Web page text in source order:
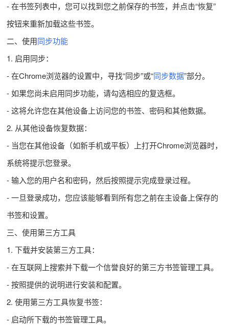
- 在书签列表中，您可以找到您之前保存的书签，并点击“恢复”
按钮来重新加载这些书签。
二、使用同步功能
1. 启用同步：
- 在Chrome浏览器的设置中，寻找“同步”或“同步数据”部分。
- 如果您尚未启用同步功能，请勾选相应的复选框。
- 这将允许您在其他设备上访问您的书签、密码和其他数据。
2. 从其他设备恢复数据：
- 当您在其他设备（如新手机或平板）上打开Chrome浏览器时，
系统将提示您登录。
- 输入您的用户名和密码，然后按照提示完成登录过程。
- 一旦登录成功，您应该能够看到所有您之前在主设备上保存的
书签和设置。
三、使用第三方工具
1. 下载并安装第三方工具：
- 在互联网上搜索并下载一个信誉良好的第三方书签管理工具。
- 按照提供的说明进行安装和配置。
2. 使用第三方工具恢复书签：
- 启动所下载的书签管理工具。